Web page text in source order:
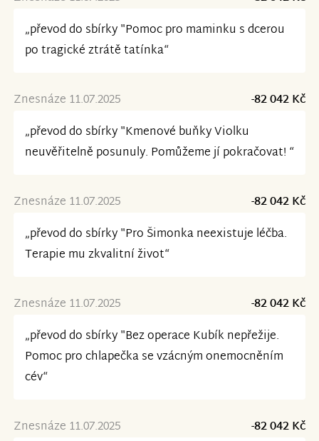
„převod do sbírky "Pomoc pro maminku s dcerou
po tragické ztrátě tatínka“
Znesnáze 11.07.2025
-82 042 Kč
„převod do sbírky "Kmenové buňky Violku
neuvěřitelně posunuly. Pomůžeme jí pokračovat! “
Znesnáze 11.07.2025
-82 042 Kč
„převod do sbírky "Pro Šimonka neexistuje léčba.
Terapie mu zkvalitní život“
Znesnáze 11.07.2025
-82 042 Kč
„převod do sbírky "Bez operace Kubík nepřežije.
Pomoc pro chlapečka se vzácným onemocněním
cév“
Znesnáze 11.07.2025
-82 042 Kč